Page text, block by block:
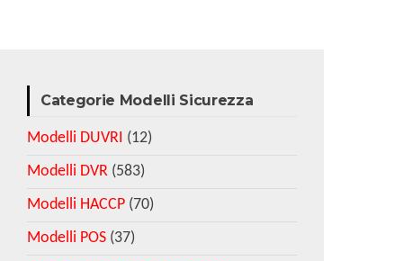
Categorie Modelli Sicurezza
Modelli DUVRI (12)
Modelli DVR (583)
Modelli HACCP (70)
Modelli POS (37)